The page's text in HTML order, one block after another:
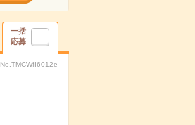
一括
応募
No.TMCWfI6012e